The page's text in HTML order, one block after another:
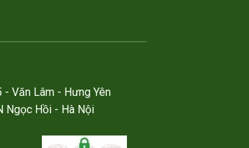
- Văn Lâm - Hưng Yên
Ngọc Hồi - Hà Nội